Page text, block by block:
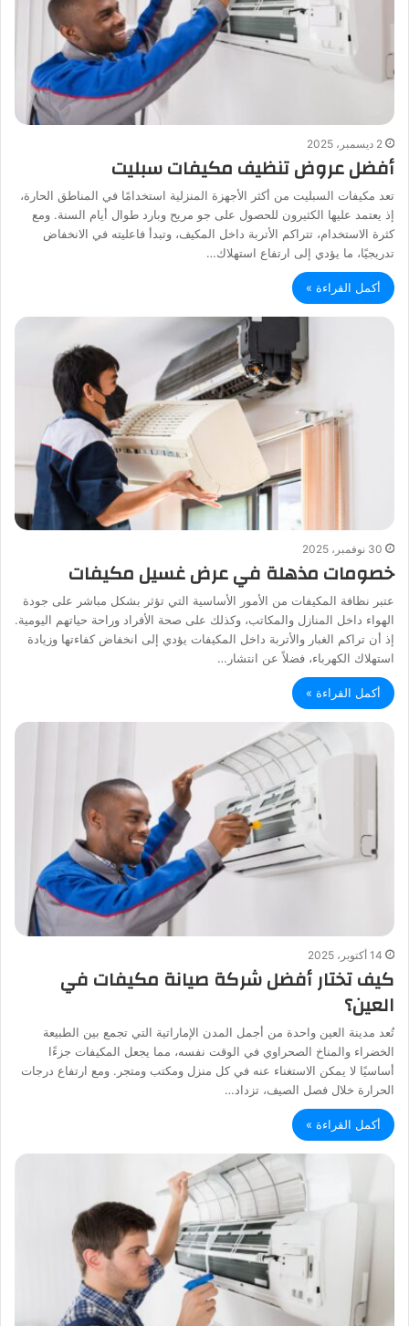
2 ديسمبر، 2025
أفضل عروض تنظيف مكيفات سبليت
تعد مكيفات السبليت من أكثر الأجهزة المنزلية استخدامًا في المناطق الحارة،
إذ يعتمد عليها الكثيرون للحصول على جو مريح وبارد طوال أيام السنة. ومع
كثرة الاستخدام، تتراكم الأتربة داخل المكيف، وتبدأ فاعليته في الانخفاض
تدريجيًا، ما يؤدي إلى ارتفاع استهلاك…
أكمل القراءة »
30 نوفمبر، 2025
خصومات مذهلة في عرض غسيل مكيفات
عتبر نظافة المكيفات من الأمور الأساسية التي تؤثر بشكل مباشر على جودة
الهواء داخل المنازل والمكاتب، وكذلك على صحة الأفراد وراحة حياتهم اليومية.
إذ أن تراكم الغبار والأتربة داخل المكيفات يؤدي إلى انخفاض كفاءتها وزيادة
استهلاك الكهرباء، فضلاً عن انتشار…
أكمل القراءة »
14 أكتوبر، 2025
كيف تختار أفضل شركة صيانة مكيفات في
العين؟
تُعد مدينة العين واحدة من أجمل المدن الإماراتية التي تجمع بين الطبيعة
الخضراء والمناخ الصحراوي في الوقت نفسه، مما يجعل المكيفات جزءًا
أساسيًا لا يمكن الاستغناء عنه في كل منزل ومكتب ومتجر. ومع ارتفاع درجات
الحرارة خلال فصل الصيف، تزداد…
أكمل القراءة »